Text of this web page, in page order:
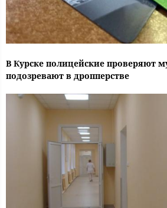
В Курске полицейские проверяют
подозревают в дропперстве